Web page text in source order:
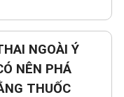
NGOÀI Ý
NÊN PHÁ
THUỐC